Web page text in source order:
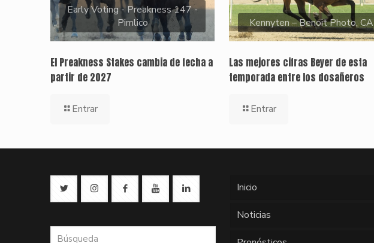
Early Voting - Preakness 147 -
Pimlico
El Preakness Stakes cambia de fecha a
partir de 2027
Entrar
Kennyten – Benoit Photo, CA
Las mejores cifras Beyer de esta
temporada entre los dosañeros
Entrar
Inicio
Noticias